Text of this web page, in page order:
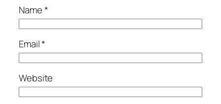
Name*
Email*
Website